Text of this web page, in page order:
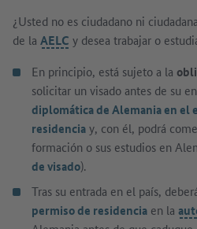
¿Usted no es ciudadano ni
de la AELC y desea trabajar o
En principio, está sujeto a la
solicitar un visado antes de su
diplomática de Alemania en el
residenciay, con él, podrá
formación o sus estudios en
de visado).
Tras su entrada en el país,
permiso de residencia en la